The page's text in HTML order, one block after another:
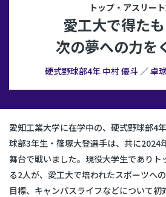
トップ・アスリー
愛工大で得たも
次の夢への力を
硬式野球部4年 中村 優斗 ／ 卓
愛知工業大学に在学中の、硬式野球部4
球部3年生・篠塚大登選手は、共に2024
舞台で戦いました。 現役大学生でありト
る2人が、愛工大で培われたスポーツへ
目標、キャンパスライフなどについて初